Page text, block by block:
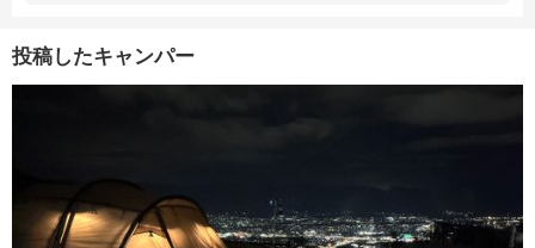
投稿したキャンパー